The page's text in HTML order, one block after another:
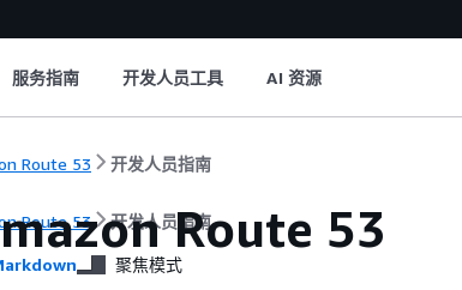
服务指南 开发人员工具 AI 资源
Route 53 开发人员指南
Route 53 开发人员指南Route 53
聚焦模式